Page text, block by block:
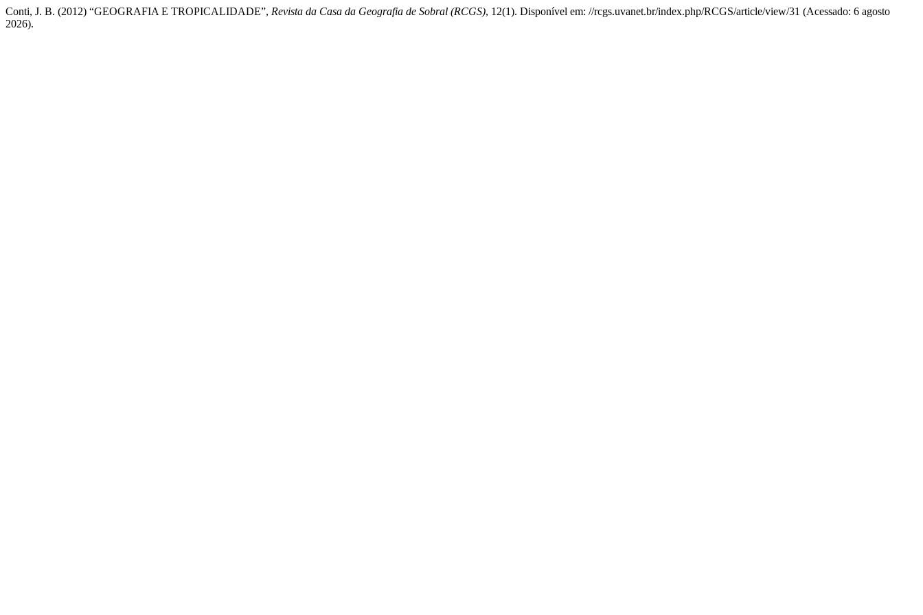
Conti, J. B. (2012) “GEOGRAFIA E TROPICALIDADE”, Revista da Casa da Geografia de Sobral (RCGS), 12(1). Disponível em: //rcgs.uvanet.br/index.php/RCGS/article/view/31 (Acessado: 6 agosto
2026).